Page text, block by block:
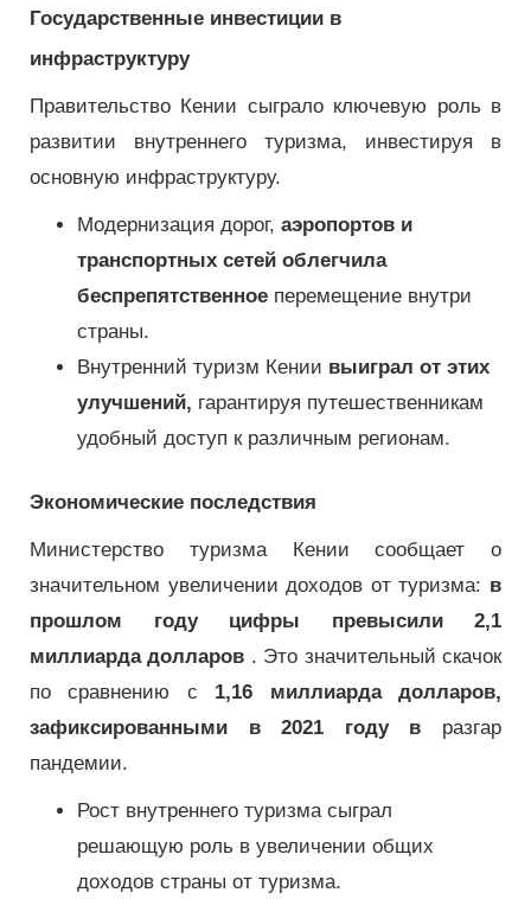
Государственные инвестиции в
инфраструктуру
Правительство Кении сыграло ключевую роль в
развитии внутреннего туризма, инвестируя в
основную инфраструктуру.
Модернизация дорог, аэропортов и
транспортных сетей облегчила
беспрепятственное перемещение внутри
страны.
Внутренний туризм Кении выиграл от этих
улучшений, гарантируя путешественникам
удобный доступ к различным регионам.
Экономические последствия
Министерство туризма Кении сообщает о
значительном увеличении доходов от туризма: в
прошлом году цифры превысили 2,1
миллиарда долларов . Это значительный скачок
по сравнению с 1,16 миллиарда долларов,
зафиксированными в 2021 году в разгар
пандемии.
Рост внутреннего туризма сыграл
решающую роль в увеличении общих
доходов страны от туризма.